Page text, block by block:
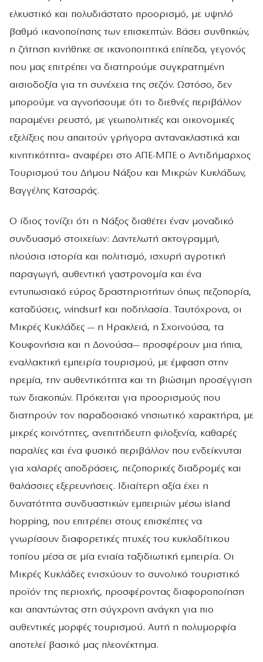
ελκυστικό και πολυδιάστατο προορισμό, με υψηλό
βαθμό ικανοποίησης των επισκεπτών. Βάσει συνθηκών,
η ζήτηση κινήθηκε σε ικανοποιητικά επίπεδα, γεγονός
που μας επιτρέπει να διατηρούμε συγκρατημένη
αισιοδοξία για τη συνέχεια της σεζόν. Ωστόσο, δεν
μπορούμε να αγνοήσουμε ότι το διεθνές περιβάλλον
παραμένει ρευστό, με γεωπολιτικές και οικονομικές
εξελίξεις που απαιτούν γρήγορα αντανακλαστικά και
κινητικότητα» αναφέρει στο ΑΠΕ-ΜΠΕ ο Αντιδήμαρχος
Τουρισμού του Δήμου Νάξου και Μικρών Κυκλάδων,
Βαγγέλης Κατσαράς.
Ο ίδιος τονίζει ότι η Νάξος διαθέτει έναν μοναδικό
συνδυασμό στοιχείων: Δαντελωτή ακτογραμμή,
πλούσια ιστορία και πολιτισμό, ισχυρή αγροτική
παραγωγή, αυθεντική γαστρονομία και ένα
εντυπωσιακό εύρος δραστηριοτήτων όπως πεζοπορία,
καταδύσεις, windsurf και ποδηλασία. Ταυτόχρονα, οι
Μικρές Κυκλάδες — η Ηρακλειά, η Σχοινούσα, τα
Κουφονήσια και η Δονούσα— προσφέρουν μια ήπια,
εναλλακτική εμπειρία τουρισμού, με έμφαση στην
ηρεμία, την αυθεντικότητα και τη βιώσιμη προσέγγιση
των διακοπών. Πρόκειται για προορισμούς που
διατηρούν τον παραδοσιακό νησιωτικό χαρακτήρα, με
μικρές κοινότητες, ανεπιτήδευτη φιλοξενία, καθαρές
παραλίες και ένα φυσικό περιβάλλον που ενδείκνυται
για χαλαρές αποδράσεις, πεζοπορικές διαδρομές και
θαλάσσιες εξερευνήσεις. Ιδιαίτερη αξία έχει η
δυνατότητα συνδυαστικών εμπειριών μέσω island
hopping, που επιτρέπει στους επισκέπτες να
γνωρίσουν διαφορετικές πτυχές του κυκλαδίτικου
τοπίου μέσα σε μία ενιαία ταξιδιωτική εμπειρία. Οι
Μικρές Κυκλάδες ενισχύουν το συνολικό τουριστικό
προϊόν της περιοχής, προσφέροντας διαφοροποίηση
και απαντώντας στη σύγχρονη ανάγκη για πιο
αυθεντικές μορφές τουρισμού. Αυτή η πολυμορφία
αποτελεί βασικό μας πλεονέκτημα.